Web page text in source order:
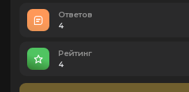
Ответов
4
Рейтинг
4